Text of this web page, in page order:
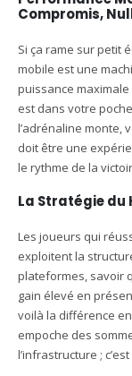
Compromis,
Si ça rame sur petit
mobile est une
puissance
est dans votre
l’adrénaline monte,
doit être une
le rythme de la
La Stratégie du
Les joueurs qui
exploitent la
plateformes, savoir
gain élevé en
voilà la différence
empoche des
l’infrastructure ;